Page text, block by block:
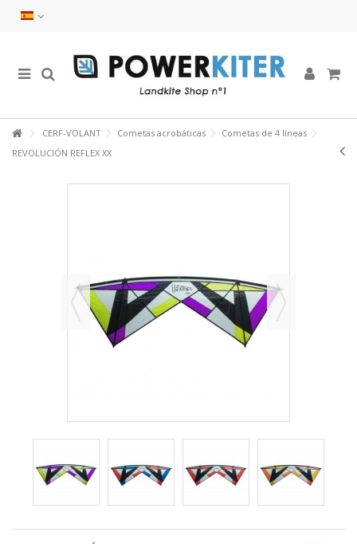
CERF-VOLANT Cometas acrobáticas
Cometas de 4 líneas
REVOLUCIÓN REFLEX XX